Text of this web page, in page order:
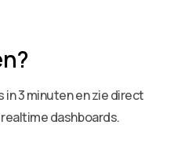
in 3 minuten en zie direct
dashboards.